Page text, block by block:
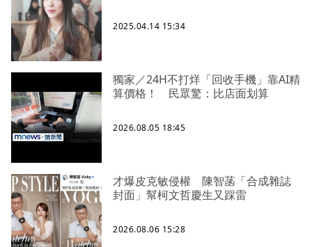
2025.04.14 15:34
獨家／24H不打烊「回收手機」靠AI精
算價格！ 民眾驚：比店面划算
2026.08.05 18:45
才爆皮克敏侵權 陳智菡「合成雜誌
封面」幫柯文哲慶生又踩雷
2026.08.06 15:28